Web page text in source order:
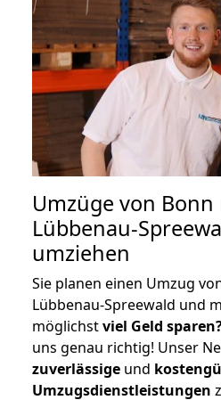
Umzüge von Bonn
Lübbenau-
umziehen
Sie planen einen Umzug
Lübbenau-Spreewald und
möglichstviel Geld
uns genau richtig! Unser
zuverlässige und
Umzugsdienstleistungen